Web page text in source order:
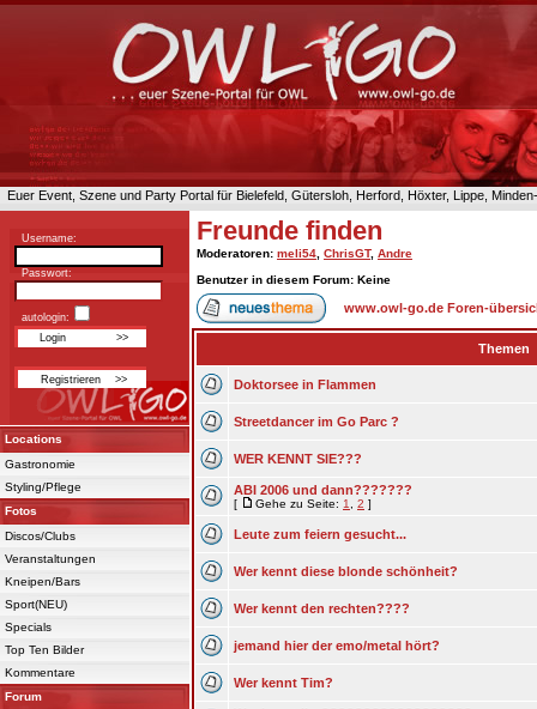
Euer Event, Szene und Party Portal für Bielefeld, Gütersloh, Herford, Höxter, Lippe,
Username:
Passwort:
autologin:
Locations
Gastronomie
Styling/Pflege
Fotos
Discos/Clubs
Veranstaltungen
Kneipen/Bars
Sport(NEU)
Specials
Top Ten Bilder
Kommentare
Forum
Freunde finden
Moderatoren: meli54 ChrisGT, Andre
Benutzer in diesem Forum: Keine
www.owl-go.de Foren-
Themen
Doktorsee in Flammen
Streetdancer im Go Parc ?
WER KENNT SIE???
ABI 2006 und dann???????
[ Gehe zu Seite: 1 2 ]
Leute zum feiern gesucht...
Wer kennt diese blonde schönheit?
Wer kennt den rechten????
jemand hier der emo/metal hört?
Wer kennt Tim?